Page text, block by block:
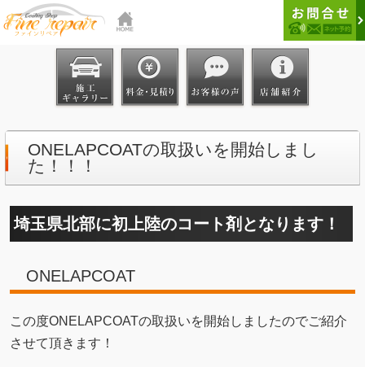
ONELAPCOATの取扱いを開始しまし
た！！！
埼玉県北部に初上陸のコート剤となります！
ONELAPCOAT
この度ONELAPCOATの取扱いを開始しましたのでご紹介
させて頂きます！